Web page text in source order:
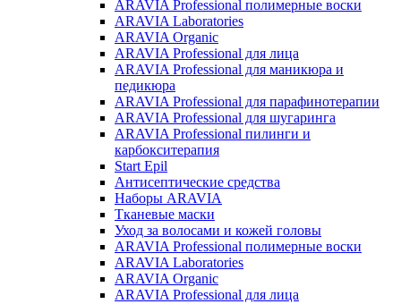
ARAVIA Professional полимерные воски
ARAVIA Laboratories
ARAVIA Organic
ARAVIA Professional для лица
ARAVIA Professional для маникюра и
педикюра
ARAVIA Professional для парафинотерапии
ARAVIA Professional для шугаринга
ARAVIA Professional пилинги и
карбокситерапия
Start Epil
Антисептические средства
Наборы ARAVIA
Тканевые маски
Уход за волосами и кожей головы
ARAVIA Professional полимерные воски
ARAVIA Laboratories
ARAVIA Organic
ARAVIA Professional для лица